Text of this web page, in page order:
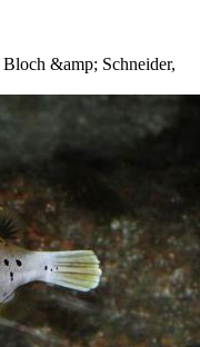
Bloch &amp; Schneider,